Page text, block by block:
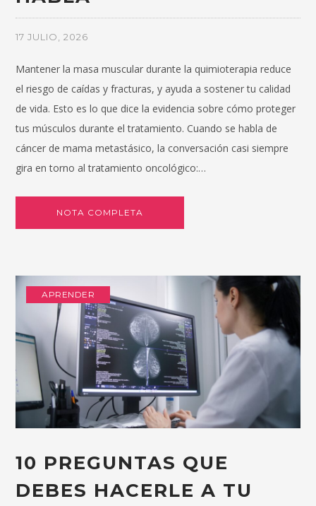
17 JULIO, 2026
Mantener la masa muscular durante la quimioterapia reduce
el riesgo de caídas y fracturas, y ayuda a sostener tu calidad
de vida. Esto es lo que dice la evidencia sobre cómo proteger
tus músculos durante el tratamiento. Cuando se habla de
cáncer de mama metastásico, la conversación casi siempre
gira en torno al tratamiento oncológico:…
NOTA COMPLETA
APRENDER
10 PREGUNTAS QUE
DEBES HACERLE A TU